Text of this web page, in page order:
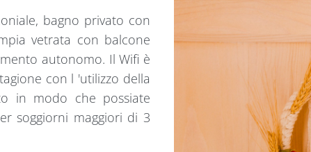
bagno privato con
vetrata con balcone
autonomo. Il Wifi è
con l 'utilizzo della
in modo che possiate
soggiorni maggiori di 3